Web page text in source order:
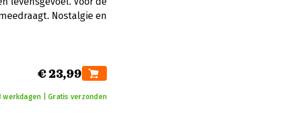
Nostalgie en
€ 23,99
werkdagen | Gratis verzonden